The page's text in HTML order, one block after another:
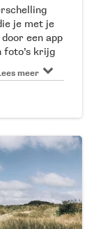
je met je
een app
foto’s krijg
je deze
Zijn
van
je familie
te boeken
8 personen
meer